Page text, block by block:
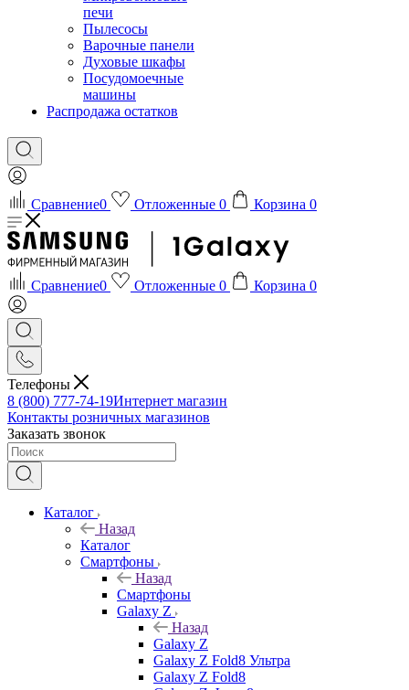
печи
Пылесосы
Варочные панели
Духовые шкафы
Посудомоечные
машины
Распродажа остатков
Сравнение0 Отложенные 0 Корзина 0
Сравнение0 Отложенные 0 Корзина 0
Телефоны
8 (800) 777-74-19Интернет магазин
Контакты розничных магазинов
Заказать звонок
Каталог
Назад
Каталог
Смартфоны
Назад
Смартфоны
Galaxy Z
Назад
Galaxy Z
Galaxy Z Fold8 Ультра
Galaxy Z Fold8